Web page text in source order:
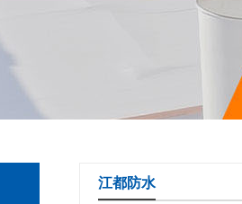
江都防水